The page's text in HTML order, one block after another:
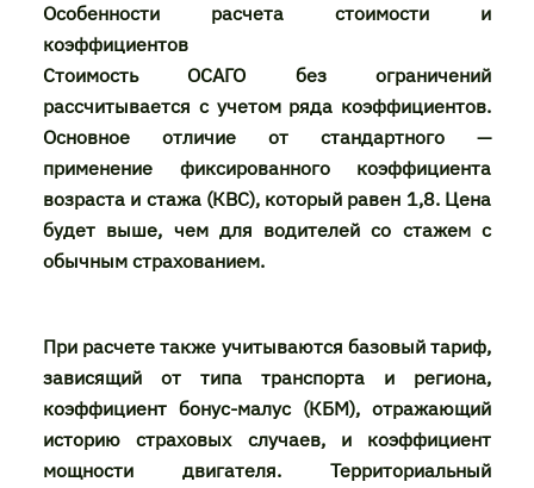
Особенности расчета стоимости и
коэффициентов
Стоимость ОСАГО без ограничений
рассчитывается с учетом ряда коэффициентов.
Основное отличие от стандартного —
применение фиксированного коэффициента
возраста и стажа (КВС), который равен 1,8. Цена
будет выше, чем для водителей со стажем с
обычным страхованием.
При расчете также учитываются базовый тариф,
зависящий от типа транспорта и региона,
коэффициент бонус-малус (КБМ), отражающий
историю страховых случаев, и коэффициент
мощности двигателя. Территориальный